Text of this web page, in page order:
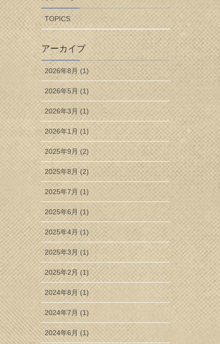
TOPICS
アーカイブ
2026年8月 (1)
2026年5月 (1)
2026年3月 (1)
2026年1月 (1)
2025年9月 (2)
2025年8月 (2)
2025年7月 (1)
2025年6月 (1)
2025年4月 (1)
2025年3月 (1)
2025年2月 (1)
2024年8月 (1)
2024年7月 (1)
2024年6月 (1)